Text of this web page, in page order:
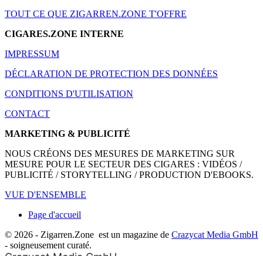
TOUT CE QUE ZIGARREN.ZONE T'OFFRE
CIGARES.ZONE INTERNE
IMPRESSUM
DÉCLARATION DE PROTECTION DES DONNÉES
CONDITIONS D'UTILISATION
CONTACT
MARKETING & PUBLICITÉ
NOUS CRÉONS DES MESURES DE MARKETING SUR
MESURE POUR LE SECTEUR DES CIGARES : VIDÉOS /
PUBLICITÉ / STORYTELLING / PRODUCTION D'EBOOKS.
VUE D'ENSEMBLE
Page d'accueil
© 2026 - Zigarren.Zone est un magazine de Crazycat Media GmbH
- soigneusement curaté.